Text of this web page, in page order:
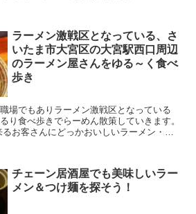
ラーメン激戦区となっている、さ
いたま市大宮区の大宮駅西口周辺
のラーメン屋さんをゆる～く食べ
歩き
場でもありラーメン激戦区となっている
り食べ歩きでらーめん散策していきます。
お客さんにどっかおいしいラーメン・つ
チェーン居酒屋でも美味しいラー
メン＆つけ麺を探そう！